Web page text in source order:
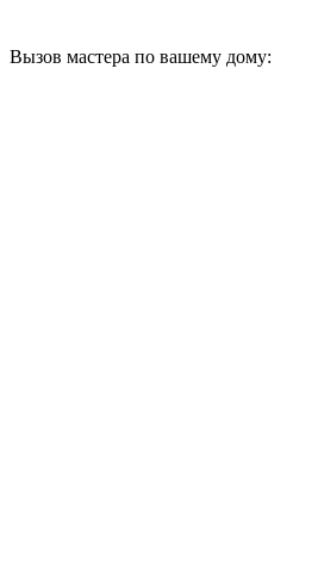
Вызов мастера по вашему дому: